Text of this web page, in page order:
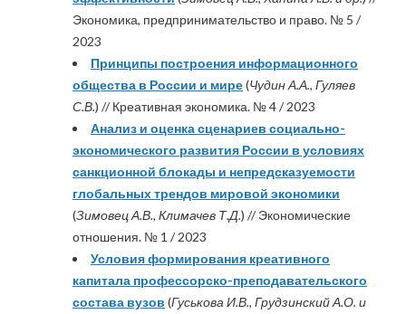
Экономика, предпринимательство и право. № 5 /
2023
Принципы построения информационного
общества в России и мире(Чудин А.А., Гуляев
С.В.) // Креативная экономика. № 4 / 2023
Анализ и оценка сценариев социально-
экономического развития России в условиях
санкционной блокады и непредсказуемости
глобальных трендов мировой экономики
(Зимовец А.В., Климачев Т.Д.) // Экономические
отношения. № 1 / 2023
Условия формирования креативного
капитала профессорско-преподавательского
состава вузов (Гуськова И.В., Грудзинский А.О. и